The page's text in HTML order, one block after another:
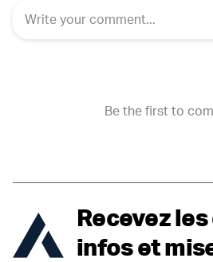
Recevez
infos et